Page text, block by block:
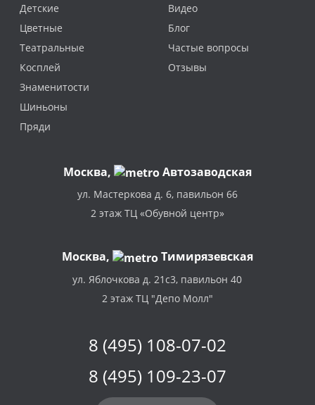
Детские
Цветные
Театральные
Косплей
Знаменитости
Шиньоны
Пряди
Видео
Блог
Частые вопросы
Отзывы
Москва, Автозаводская
ул. Мастеркова д. 6, павильон 66
2 этаж ТЦ «Обувной центр»
Москва, Тимирязевская
ул. Яблочкова д. 21с3, павильон 40
2 этаж ТЦ "Депо Молл"
8 (495) 108-07-02
8 (495) 109-23-07